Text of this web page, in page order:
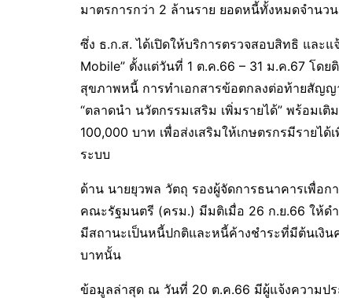
มาตรการกว่า 2 ล้านราย ยอดหนี้ทั้งหมดจำนว
ซึ่ง ธ.ก.ส. ได้เปิดให้บริการตรวจสอบสิทธิ และ
Mobile” ตั้งแต่วันที่ 1 ต.ค.66 – 31 ม.ค.67 โด
สุขภาพหนี้ การทำเอกสารข้อตกลงต่อท้ายสัญ
“ตลาดนำ นวัตกรรมเสริม เพิ่มรายได้” พร้อมเ
100,000 บาท เพื่อส่งเสริมให้เกษตรกรมีราย
ระบบ
ด้าน นายยุวพล วัตถุ รองผู้จัดการธนาคารเพื่อก
คณะรัฐมนตรี (ครม.) มีมติเมื่อ 26 ก.ย.66 ให้ด
มีสถานะเป็นหนี้ปกติและหนี้ค้างชำระที่มีต้นเงิ
บาทนั้น
ข้อมูลล่าสุด ณ วันที่ 20 ต.ค.66 มีผู้แจ้งความป